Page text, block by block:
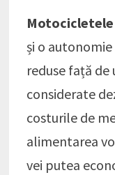
și o
reduse față
considerate
costurile de
alimentarea
vei putea